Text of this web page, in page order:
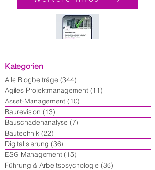
Kategorien
Alle Blogbeiträge (344)
Agiles Projektmanagement (11)
Asset-Management (10)
Baurevision (13)
Bauschadenanalyse (7)
Bautechnik (22)
Digitalisierung (36)
ESG Management (15)
Führung & Arbeitspsychologie (36)